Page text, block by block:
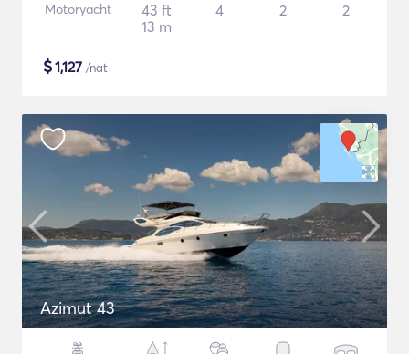
Motoryacht
43 ft
13 m
4 2 2
$1,127 /nat
Azimut 43